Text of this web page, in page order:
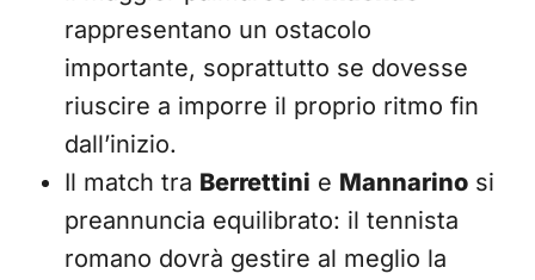
rappresentano un ostacolo
importante, soprattutto se dovesse
riuscire a imporre il proprio ritmo fin
dall’inizio.
Il match tra Berrettini e Mannarino si
preannuncia equilibrato: il tennista
romano dovrà gestire al meglio la